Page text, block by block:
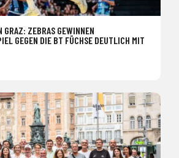
GRAZ: ZEBRAS GEWINNEN
GEGEN DIE BT FÜCHSE DEUTLICH MIT